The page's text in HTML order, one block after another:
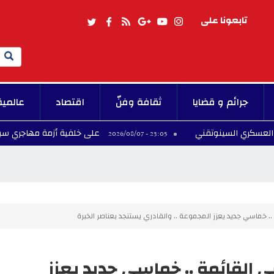
تابعونا على
Search
جرائم و قضايا ثقافة وفنّ اقتصاد
23:05 - 2026/08/07 على خلفية أزمة مهاجري سبتة.. إسبانيا